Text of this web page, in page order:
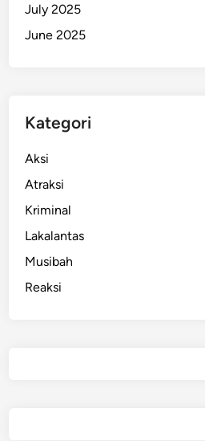
July 2025
June 2025
Kategori
Aksi
Atraksi
Kriminal
Lakalantas
Musibah
Reaksi